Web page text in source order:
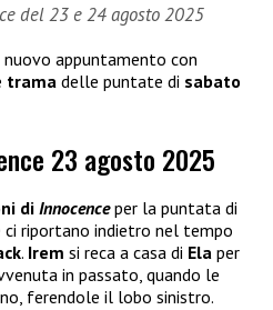
del 23 e 24 agosto 2025
appuntamento con
trama delle puntate di sabato
23 agosto 2025
di Innocenceper la puntata di
ci riportano indietro nel tempo
. Irem si reca a casa di Ela per
in passato, quando le
ferendole il lobo sinistro.